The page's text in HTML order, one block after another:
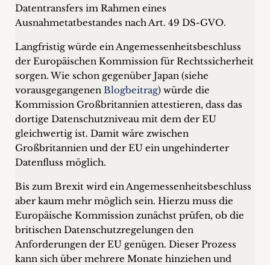
Datentransfers im Rahmen eines
Ausnahmetatbestandes nach Art. 49 DS-GVO.
Langfristig würde ein Angemessenheitsbeschluss
der Europäischen Kommission für Rechtssicherheit
sorgen. Wie schon gegenüber Japan (siehe
vorausgegangenen Blogbeitrag) würde die
Kommission Großbritannien attestieren, dass das
dortige Datenschutzniveau mit dem der EU
gleichwertig ist. Damit wäre zwischen
Großbritannien und der EU ein ungehinderter
Datenfluss möglich.
Bis zum Brexit wird ein Angemessenheitsbeschluss
aber kaum mehr möglich sein. Hierzu muss die
Europäische Kommission zunächst prüfen, ob die
britischen Datenschutzregelungen den
Anforderungen der EU genügen. Dieser Prozess
kann sich über mehrere Monate hinziehen und